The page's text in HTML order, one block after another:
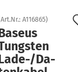
A116865)
Da­